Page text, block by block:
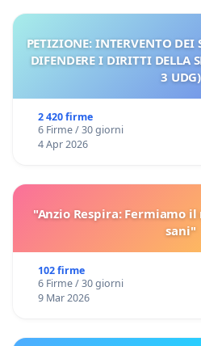
PETIZIONE: INTERVENTO DEI
DIFENDERE I DIRITTI DELLA
3 UDG)
2 420 firme
6 Firme / 30 giorni
4 Apr 2026
"Anzio Respira: Fermiamo
sani"
102 firme
6 Firme / 30 giorni
9 Mar 2026